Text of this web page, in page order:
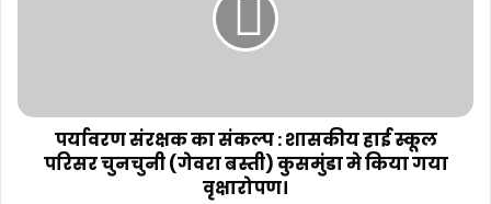
पर्यावरण संरक्षक का संकल्प : शासकीय हाई स्कूल
परिसर चुनचुनी (गेवरा बस्ती) कुसमुंडा मे किया गया
वृक्षारोपण।